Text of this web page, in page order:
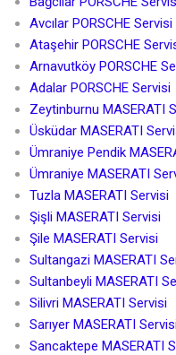
Avcılar PORSCHE Servisi
Ataşehir PORSCHE
Arnavutköy PORSCHE
Adalar PORSCHE Servisi
Zeytinburnu MASERATI
Üsküdar MASERATI
Ümraniye Pendik
Ümraniye MASERATI
Tuzla MASERATI Servisi
Şişli MASERATI Servisi
Şile MASERATI Servisi
Sultangazi MASERATI
Sultanbeyli MASERATI
Silivri MASERATI Servisi
Sarıyer MASERATI
Sancaktepe MASERATI